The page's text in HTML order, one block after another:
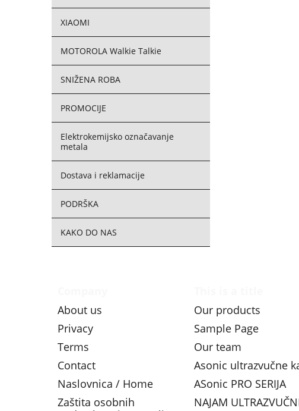
XIAOMI
MOTOROLA Walkie Talkie
SNIŽENA ROBA
PROMOCIJE
Elektrokemijsko označavanje
metala
Dostava i reklamacije
PODRŠKA
KAKO DO NAS
About us
Privacy
Terms
Contact
Naslovnica / Home
Zaštita osobnih
Our products
Sample Page
Our team
Asonic ultrazvučne
ASonic PRO SERIJA
NAJAM